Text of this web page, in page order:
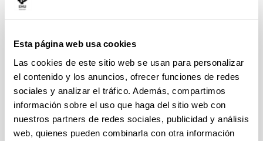
Esta página web usa cookies
Las cookies de este sitio web se usan para personalizar
el contenido y los anuncios, ofrecer funciones de redes
sociales y analizar el tráfico. Además, compartimos
información sobre el uso que haga del sitio web con
nuestros partners de redes sociales, publicidad y análisis
web, quienes pueden combinarla con otra información
PHARMANANOGENE:
NANOTECNOLOGÍA Y
TERAPIA GÉNICA
MenúAbrir/cerrar
Proyectos